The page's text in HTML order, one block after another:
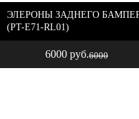
6000 руб.6000
ЭЛЕРОНЫ ЗАДНЕГО
(PT-E71-RL01)